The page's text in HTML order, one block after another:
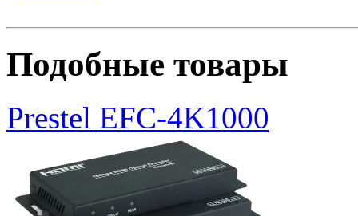
Подобные товары
Prestel EFC-4K1000